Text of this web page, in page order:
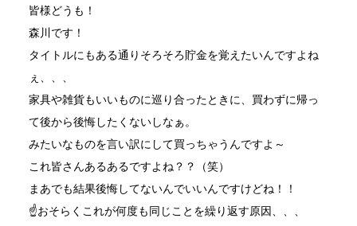
皆様どうも！
森川です！
タイトルにもある通りそろそろ貯金を覚えたいんですよね
ぇ、、、
家具や雑貨もいいものに巡り合ったときに、買わずに帰っ
て後から後悔したくないしなぁ。
みたいなものを言い訳にして買っちゃうんですよ～
これ皆さんあるあるですよね？？（笑）
まあでも結果後悔してないんでいいんですけどね！！
☝おそらくこれが何度も同じことを繰り返す原因、、、